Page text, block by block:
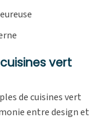
vert
de cuisines vert
entre design et